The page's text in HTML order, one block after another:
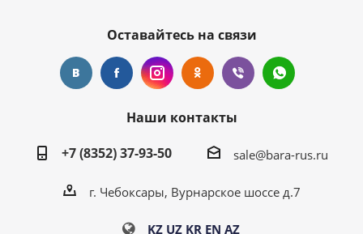
Оставайтесь на связи
Наши контакты
+7 (8352) 37-93-50
sale@bara-rus.ru
г. Чебоксары, Вурнарское шоссе д.7
KZ UZ KR EN AZ